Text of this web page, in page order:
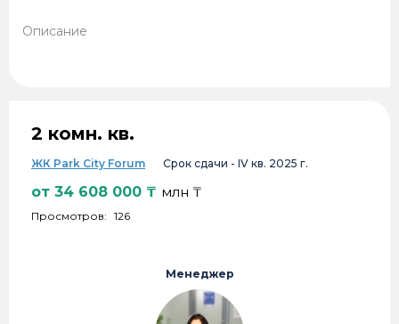
Описание
2 комн. кв.
ЖК Park City Forum Срок сдачи - IV кв. 2025 г.
от 34 608 000 ₸ млн ₸
Просмотров: 126
Менеджер